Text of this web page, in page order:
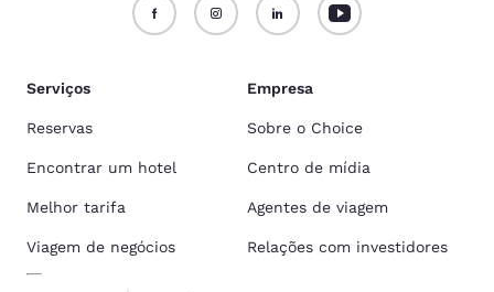
Serviços
Reservas
Encontrar um hotel
Melhor tarifa
Viagem de negócios
Empresa
Sobre o Choice
Centro de mídia
Agentes de viagem
Relações com investidores